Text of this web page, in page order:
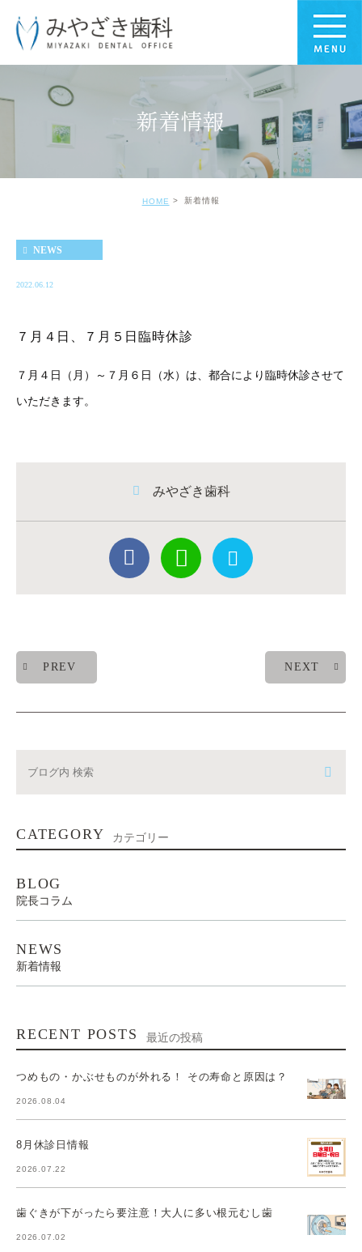
新着情報
HOME 新着情報
NEWS
2022.06.12
７月４日、７月５日臨時休診
７月４日（月）～７月６日（水）は、都合により臨時休診させて
いただきます。
みやざき歯科
PREV NEXT
CATEGORY カテゴリー
BLOG
院長コラム
NEWS
新着情報
RECENT POSTS 最近の投稿
つめもの・かぶせものが外れる！ その寿命と原因は？
2026.08.04
8月休診日情報
2026.07.22
歯ぐきが下がったら要注意！大人に多い根元むし歯
2026.07.02